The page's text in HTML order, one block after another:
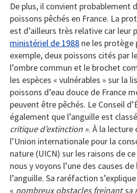
De plus, il convient probablement
poissons pêchés en France. La
est d’ailleurs très relative car leur
ministériel de 1988 ne les protège
exemple, deux poissons cités par
l’ombre commun et le brochet
les espèces « vulnérables » sur la
poissons d’eau douce de France
peuvent être pêchés. Le Conseil
également que l’anguille est
critique d’extinction ». À la lecture
l’Union internationale pour la
nature (UICN) sur les raisons de
nous y voyons l’une des causes
l’anguille. Sa raréfaction
« nombreux obstacles freinant sa